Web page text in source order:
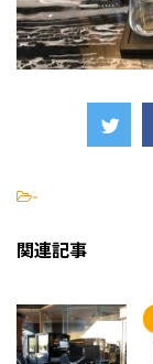
-
関連記事